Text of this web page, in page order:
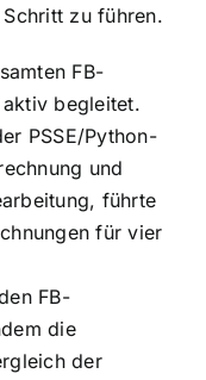
zu führen.
FB-
begleitet.
PSSE/Python-
und
führte
für vier
FB-
die
der